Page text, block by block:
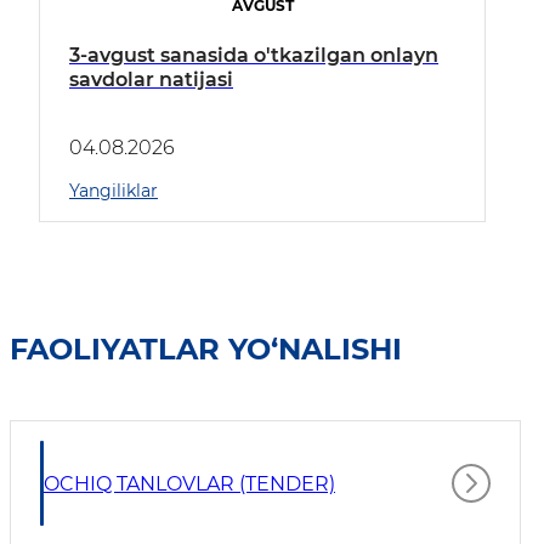
AVGUST
3-avgust sanasida o'tkazilgan onlayn
savdolar natijasi
04.08.2026
Yangiliklar
FAOLIYATLAR YO‘NALISHI
OCHIQ TANLOVLAR (TENDER)